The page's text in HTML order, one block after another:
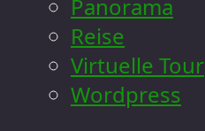
Panorama
Reise
Virtuelle Tour
Wordpress